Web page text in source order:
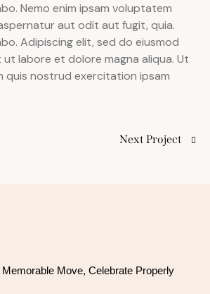
Nemo enim ipsam voluptatem
aut odit aut fugit, quia.
Adipiscing elit, sed do eiusmod
labore et dolore magna aliqua. Ut
quis nostrud exercitation ipsam
Next Project
Move, Celebrate Properly